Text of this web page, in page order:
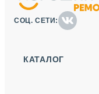
СОЦ. СЕТИ:
КАТАЛОГ